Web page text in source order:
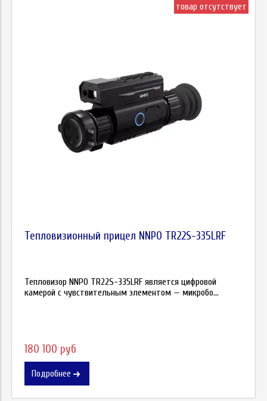
товар отсутствует
Тепловизионный прицел NNPO TR22S-335LRF
Тепловизор NNPO TR22S-335LRF является цифровой
камерой с чувствительным элементом — микробо...
180 100 руб
Подробнее